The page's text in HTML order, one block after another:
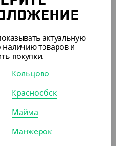
мл.
актуальную
товаров и
покупки.
Кольцово
Краснообск
Майма
Манжерок